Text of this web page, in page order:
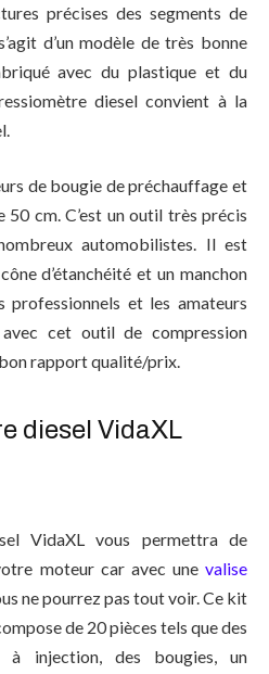
précises des segments de
d’un modèle de très bonne
avec du plastique et du
diesel convient à la
de bougie de préchauffage et
50 cm. C’est un outil très précis
automobilistes. Il est
d’étanchéité et un manchon
professionnels et les amateurs
cet outil de compression
rapport qualité/prix.
diesel VidaXL
VidaXL vous permettra de
moteur car avec une valise
ne pourrez pas tout voir. Ce kit
de 20 pièces tels que des
à injection, des bougies, un